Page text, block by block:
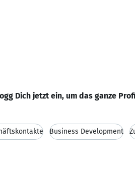
Dich jetzt ein, um das ganze
Business Development